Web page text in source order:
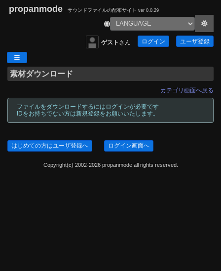
propanmode サウンドファイルの配布サイト ver 0.0.29
ゲスト さん ログイン ユーザ登録
素材ダウンロード
カテゴリ画面へ戻る
ファイルをダウンロードするにはログインが必要です
IDをお持ちでない方は新規登録をお願いいたします。
はじめての方はユーザ登録へ ログイン画面へ
Copyright(c) 2002-2026 propanmode all rights reserved.